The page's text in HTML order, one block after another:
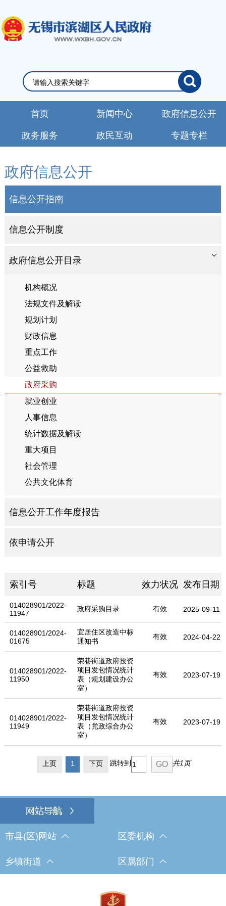
首页 新闻中心 政府信息公开
政务服务 政民互动 专题专栏
政府信息公开
信息公开指南
信息公开制度
政府信息公开目录
机构概况
法规文件及解读
规划计划
财政信息
重点工作
公益救助
政府采购
就业创业
人事信息
统计数据及解读
重大项目
社会管理
公共文化体育
信息公开工作年度报告
依申请公开
索引号 标题 效力状况 发布日期
014028901/2022-
11947
政府采购目录 有效 2025-09-11
014028901/2024-
01675
宜居住区改造中标
通知书
有效 2024-04-22
014028901/2022-
11950
荣巷街道政府投资
项目发包情况统计
表（规划建设办公
室）
有效 2023-07-19
014028901/2022-
11949
荣巷街道政府投资
项目发包情况统计
表（党政综合办公
室）
有效 2023-07-19
上页 1 下页 跳转到 共1页
市县(区)网站 区委机构
乡镇街道 区属部门